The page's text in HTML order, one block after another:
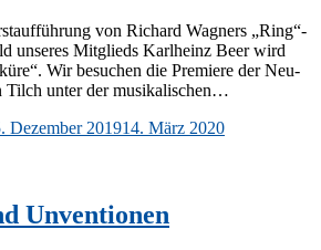
von Ri­chard Wag­ners „Ring“-
un­se­res Mit­glieds Karl­heinz Beer wird
Wir be­su­chen die Pre­mie­re der Neu­
Tilch un­ter der musikalischen…
Dezember 201914. März 2020
Unventionen